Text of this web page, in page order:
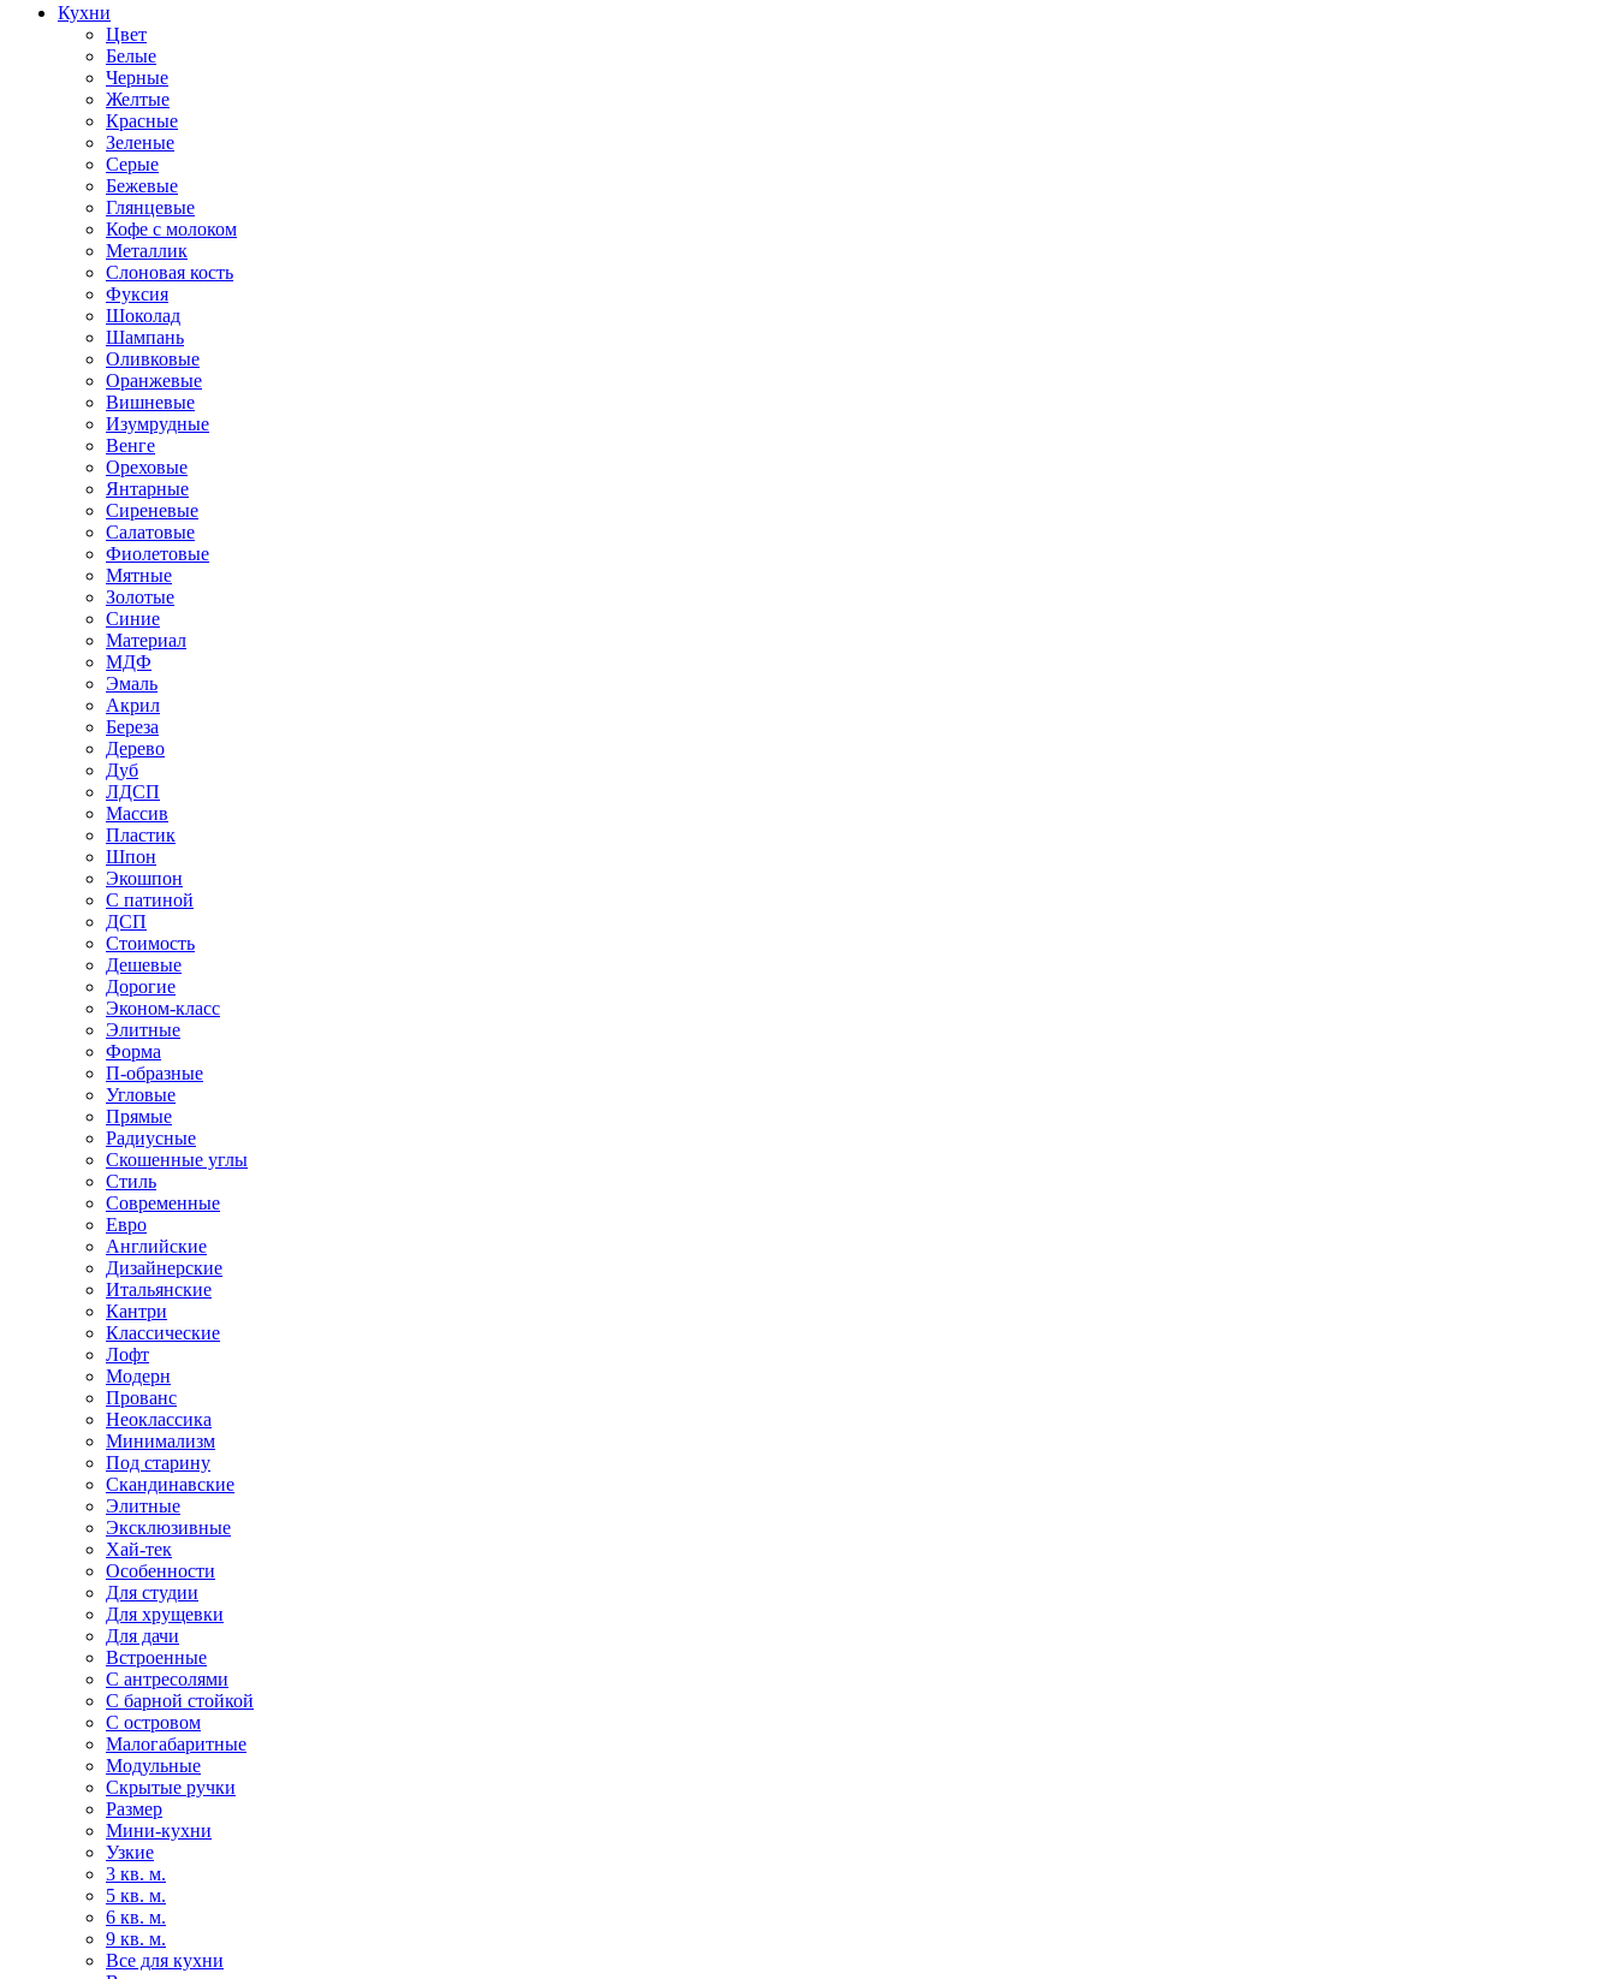
Кухни
Цвет
Белые
Черные
Желтые
Красные
Зеленые
Серые
Бежевые
Глянцевые
Кофе с молоком
Металлик
Слоновая кость
Фуксия
Шоколад
Шампань
Оливковые
Оранжевые
Вишневые
Изумрудные
Венге
Ореховые
Янтарные
Сиреневые
Салатовые
Фиолетовые
Мятные
Золотые
Синие
Материал
МДФ
Эмаль
Акрил
Береза
Дерево
Дуб
ЛДСП
Массив
Пластик
Шпон
Экошпон
С патиной
ДСП
Стоимость
Дешевые
Дорогие
Эконом-класс
Элитные
Форма
П-образные
Угловые
Прямые
Радиусные
Скошенные углы
Стиль
Современные
Евро
Английские
Дизайнерские
Итальянские
Кантри
Классические
Лофт
Модерн
Прованс
Неоклассика
Минимализм
Под старину
Скандинавские
Элитные
Эксклюзивные
Хай-тек
Особенности
Для студии
Для хрущевки
Для дачи
Встроенные
С антресолями
С барной стойкой
С островом
Малогабаритные
Модульные
Скрытые ручки
Размер
Мини-кухни
Узкие
3 кв. м.
5 кв. м.
6 кв. м.
9 кв. м.
Все для кухни